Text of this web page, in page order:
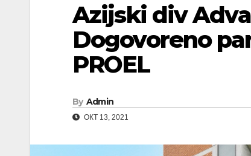
Azijski div
Dogovoreno
PROEL
By Admin
ОКТ 13, 2021